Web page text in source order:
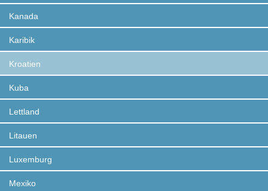
Kanada
Karibik
Kroatien
Kuba
Lettland
Litauen
Luxemburg
Mexiko